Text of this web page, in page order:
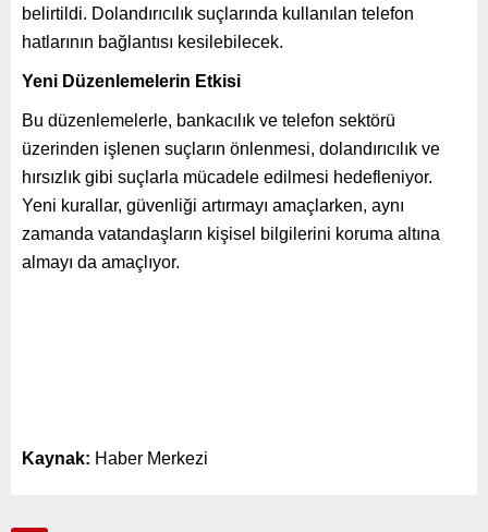
belirtildi. Dolandırıcılık suçlarında kullanılan telefon
hatlarının bağlantısı kesilebilecek.
Yeni Düzenlemelerin Etkisi
Bu düzenlemelerle, bankacılık ve telefon sektörü
üzerinden işlenen suçların önlenmesi, dolandırıcılık ve
hırsızlık gibi suçlarla mücadele edilmesi hedefleniyor.
Yeni kurallar, güvenliği artırmayı amaçlarken, aynı
zamanda vatandaşların kişisel bilgilerini koruma altına
almayı da amaçlıyor.
Kaynak: Haber Merkezi